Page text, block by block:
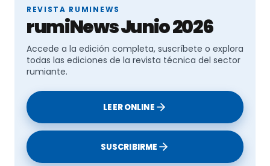
REVISTA RUMINEWS
rumiNews Junio 2026
Accede a la edición completa, suscríbete o explora
todas las ediciones de la revista técnica del sector
rumiante.
LEER ONLINE
SUSCRIBIRME